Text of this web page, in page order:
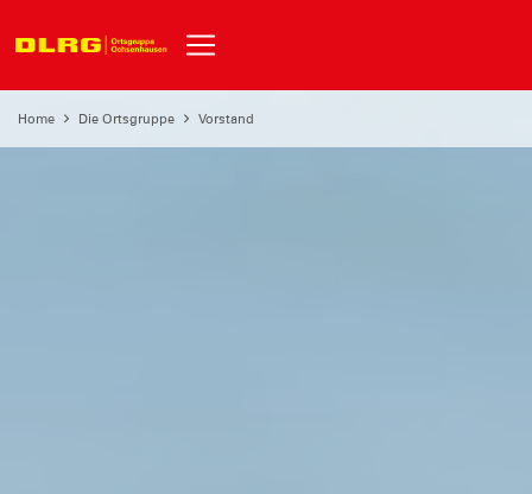
Home Die Ortsgruppe Vorstand